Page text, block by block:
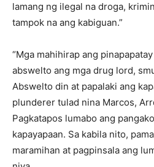
lamang ng ilegal na droga,
tampok na ang kabiguan.”
“Mga mahihirap ang
abswelto ang mga drug lord,
Abswelto din at papalaki ang
plunderer tulad nina Marcos,
Pagkatapos lumabo ang
kapayapaan. Sa kabila nito,
maramihan at pagpinsala ang